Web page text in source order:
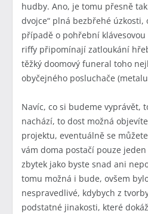
hudby. Ano, je tomu přesně
dvojce“ plná bezbřehé úzkosti,
případě o pohřební
riffy připomínají zatloukání
těžký doomový funeral toho
obyčejného posluchače
Navíc, co si budeme vyprávět,
nachází, to dost možná
projektu, eventuálně se
vám doma postačí pouze
zbytek jako byste snad ani
tomu možná i bude, ovšem
nespravedlivé, kdybych z
podstatné jinakosti, které